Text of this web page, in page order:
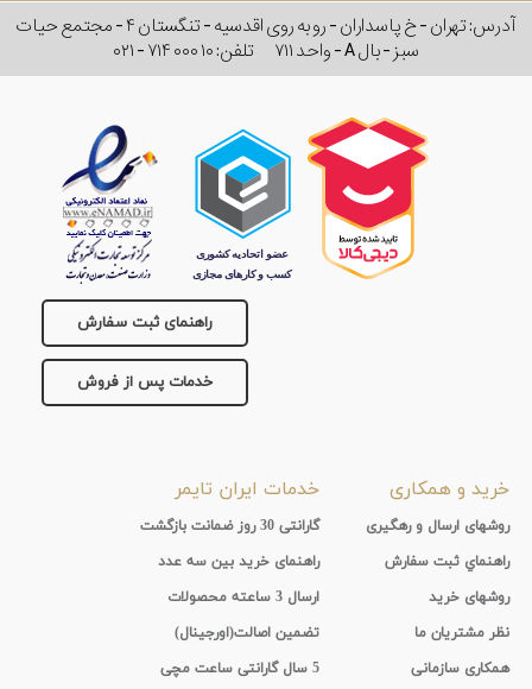
آدرس: تهران - خ پاسداران - رو به روی اقدسیه - تنگستان ۴ - مجتمع حیات
سبز - بال A - واحد ۷۱۱
تلفن:۰۲۱ - ۷۱۴ ۰۰۰ ۱۰
راهنمای ثبت سفارش
خدمات پس از فروش
خرید و همکاری
روشهای ارسال و رهگیری
راهنماي ثبت سفارش
روشهای خرید
نظر مشتریان ما
همکاری سازمانی
خدمات ایران تایمر
گارانتی 30 روز ضمانت بازگشت
راهنمای خرید بین سه عدد
ارسال 3 ساعته محصولات
تضمین اصالت(اورجینال)
5 سال گارانتی ساعت مچی